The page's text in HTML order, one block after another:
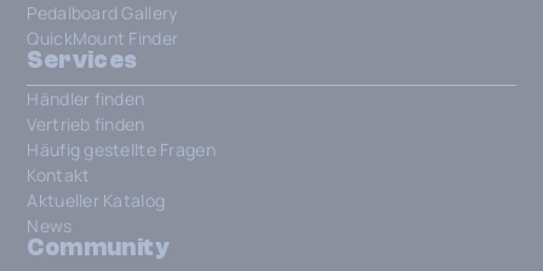
Pedalboard Gallery
QuickMount Finder
Services
Händler finden
Vertrieb finden
Häufig gestellte Fragen
Kontakt
Aktueller Katalog
News
Community